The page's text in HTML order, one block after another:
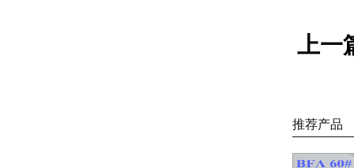
上一
推荐产品